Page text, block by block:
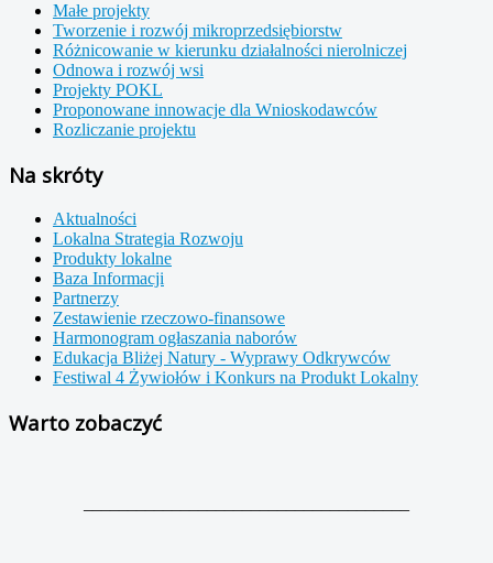
Małe projekty
Tworzenie i rozwój mikroprzedsiębiorstw
Różnicowanie w kierunku działalności nierolniczej
Odnowa i rozwój wsi
Projekty POKL
Proponowane innowacje dla Wnioskodawców
Rozliczanie projektu
Na skróty
Aktualności
Lokalna Strategia Rozwoju
Produkty lokalne
Baza Informacji
Partnerzy
Zestawienie rzeczowo-finansowe
Harmonogram ogłaszania naborów
Edukacja Bliżej Natury - Wyprawy Odkrywców
Festiwal 4 Żywiołów i Konkurs na Produkt Lokalny
Warto zobaczyć